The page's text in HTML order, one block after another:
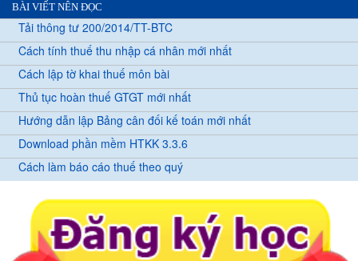
BÀI VIẾT NÊN ĐỌC
Tải thông tư 200/2014/TT-BTC
Cách tính thuế thu nhập cá nhân mới nhất
Cách lập tờ khai thuế môn bài
Thủ tục hoàn thuế GTGT mới nhất
Hướng dẫn lập Bảng cân đối kế toán mới nhất
Download phần mềm HTKK 3.3.6
Cách làm báo cáo thuế theo quý